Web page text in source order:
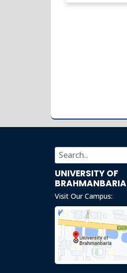
UNIVERSITY OF
BRAHMANBARIA
Visit Our Campus: